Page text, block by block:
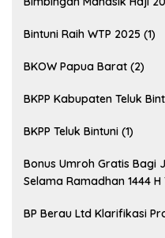
Bintuni Raih WTP 2025 (1)
BKOW Papua Barat (2)
BKPP Kabupaten Teluk
BKPP Teluk Bintuni (1)
Bonus Umroh Gratis Bagi
Selama Ramadhan 1444 H
BP Berau Ltd Klarifikasi